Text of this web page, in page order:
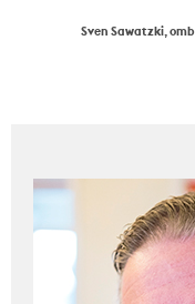
Sven Sawatzki,